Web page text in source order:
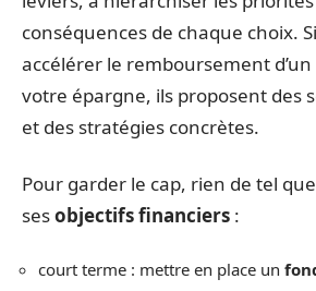
conséquences de chaque choix.
accélérer le remboursement
votre épargne, ils proposent des
et des stratégies concrètes.
Pour garder le cap, rien de tel
sesobjectifs financiers :
court terme : mettre en place un